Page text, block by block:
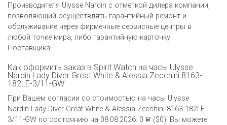
Производителя Ulysse Nardin c отметкой дилера компании,
позволяющий осуществлять гарантийный ремонт и
обслуживание через фирменные сервисные центры в
любой точке мира, либо гарантийную карточку
Поставщика.
Как оформить заказ в Spirit.Watch на часы Ulysse
Nardin Lady Diver Great White & Alessia Zecchini 8163-
182LE-3/11-GW
При Вашем согласии со стоимостью на часы Ulysse
Nardin Lady Diver Great White & Alessia Zecchini 8163-182LE-
3/11-GW по состоянию на 08.08.2026: 0 Р ($0), Вы можете